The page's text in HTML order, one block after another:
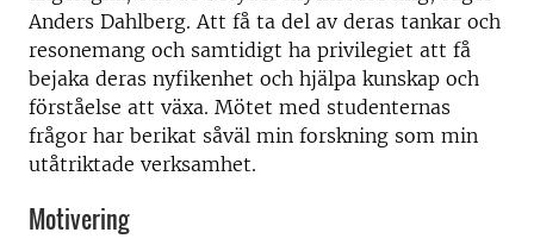
Anders Dahlberg. Att få ta del av deras tankar och
resonemang och samtidigt ha privilegiet att få
bejaka deras nyfikenhet och hjälpa kunskap och
förståelse att växa. Mötet med studenternas
frågor har berikat såväl min forskning som min
utåtriktade verksamhet.
Motivering